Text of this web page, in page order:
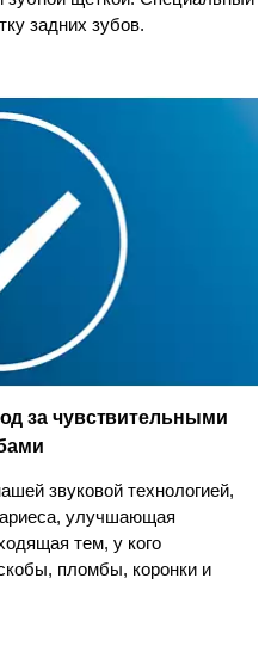
задних зубов.
за чувствительными
звуковой технологией,
улучшающая
тем, у кого
пломбы, коронки и